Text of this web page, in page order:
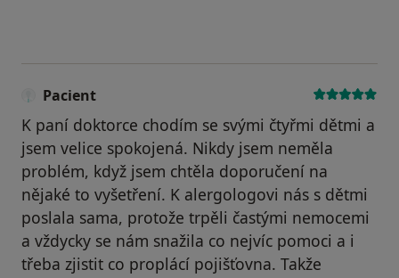
Pacient
K paní doktorce chodím se svými čtyřmi dětmi a
jsem velice spokojená. Nikdy jsem neměla
problém, když jsem chtěla doporučení na
nějaké to vyšetření. K alergologovi nás s dětmi
poslala sama, protože trpěli častými nemocemi
a vždycky se nám snažila co nejvíc pomoci a i
třeba zjistit co proplácí pojišťovna. Takže